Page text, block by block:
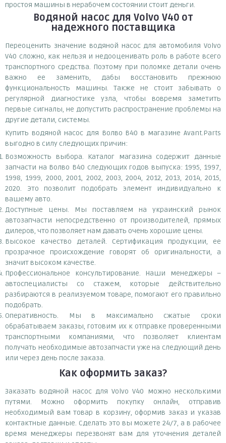
простоя машины в нерабочем состоянии стоит деньги.
Водяной насос для Volvo V40от
надежного поставщика
Переоценить значение водяной насос для автомобиля Volvo
V40 сложно, как нельзя и недооценивать роль в работе всего
транспортного средства. Поэтому при поломке детали очень
важно ее заменить, дабы восстановить прежнюю
функциональность машины. Также не стоит забывать о
регулярной диагностике узла, чтобы вовремя заметить
первые сигналы, не допустить распространение проблемы на
другие детали, системы.
Купить водяной насос для Волво В40 в магазине Avant.Parts
выгодно в силу следующих причин:
Возможность выбора. Каталог магазина содержит данные
запчасти на Волво В40 следующих годов выпуска: 1995, 1997,
1998, 1999, 2000, 2001, 2002, 2003, 2004, 2012, 2013, 2014, 2015,
2020. Это позволит подобрать элемент индивидуально к
вашему авто.
Доступные цены. Мы поставляем на украинский рынок
автозапчасти непосредственно от производителей, прямых
дилеров, что позволяет нам давать очень хорошие цены.
Высокое качество деталей. Сертификация продукции, ее
прозрачное происхождение говорят об оригинальности, а
значит высоком качестве.
Профессиональное консультирование. Наши менеджеры –
автоспециалисты со стажем, которые действительно
разбираются в реализуемом товаре, помогают его правильно
подобрать.
Оперативность. Мы в максимально сжатые сроки
обрабатываем заказы, готовим их к отправке проверенными
транспортными компаниями, что позволяет клиентам
получать необходимые автозапчасти уже на следующий день
или через день после заказа.
Как оформить заказ?
Заказать водяной насос для Volvo V40 можно несколькими
путями. Можно оформить покупку онлайн, отправив
необходимый вам товар в корзину, оформив заказ и указав
контактные данные. Сделать это вы можете 24/7, а в рабочее
время менеджеры перезвонят вам для уточнения деталей